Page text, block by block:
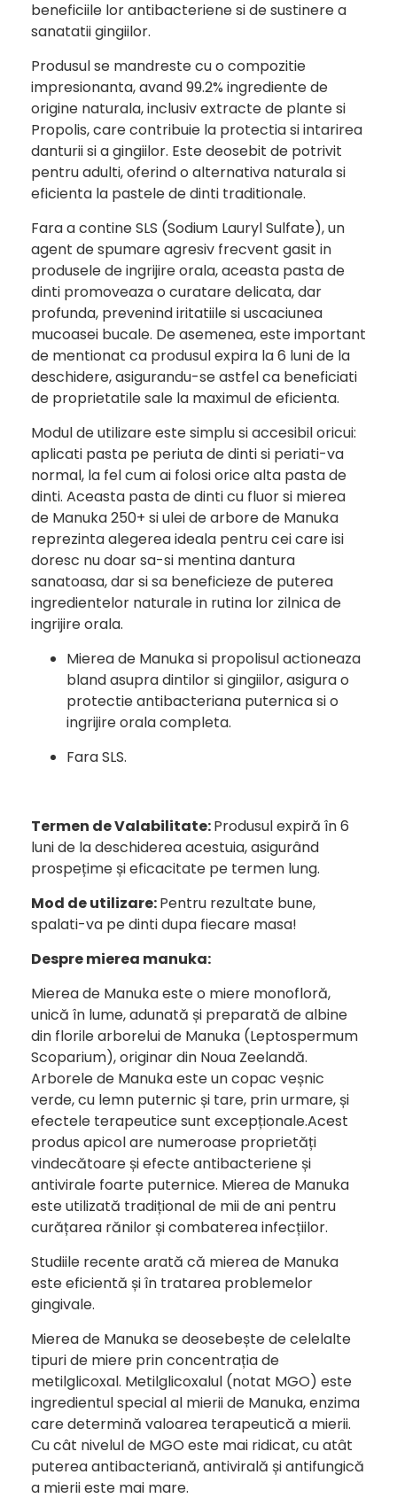
beneficiile lor antibacteriene si de sustinere a
sanatatii gingiilor.
Produsul se mandreste cu o compozitie
impresionanta, avand 99.2% ingrediente de
origine naturala, inclusiv extracte de plante si
Propolis, care contribuie la protectia si intarirea
danturii si a gingiilor. Este deosebit de potrivit
pentru adulti, oferind o alternativa naturala si
eficienta la pastele de dinti traditionale.
Fara a contine SLS (Sodium Lauryl Sulfate), un
agent de spumare agresiv frecvent gasit in
produsele de ingrijire orala, aceasta pasta de
dinti promoveaza o curatare delicata, dar
profunda, prevenind iritatiile si uscaciunea
mucoasei bucale. De asemenea, este important
de mentionat ca produsul expira la 6 luni de la
deschidere, asigurandu-se astfel ca beneficiati
de proprietatile sale la maximul de eficienta.
Modul de utilizare este simplu si accesibil oricui:
aplicati pasta pe periuta de dinti si periati-va
normal, la fel cum ai folosi orice alta pasta de
dinti. Aceasta pasta de dinti cu fluor si mierea
de Manuka 250+ si ulei de arbore de Manuka
reprezinta alegerea ideala pentru cei care isi
doresc nu doar sa-si mentina dantura
sanatoasa, dar si sa beneficieze de puterea
ingredientelor naturale in rutina lor zilnica de
ingrijire orala.
Mierea de Manuka si propolisul actioneaza
bland asupra dintilor si gingiilor, asigura o
protectie antibacteriana puternica si o
ingrijire orala completa.
Fara SLS.
Termen de Valabilitate:Produsul expiră în 6
luni de la deschiderea acestuia, asigurând
prospețime și eficacitate pe termen lung.
Mod de utilizare:Pentru rezultate bune,
spalati-va pe dinti dupa fiecare masa!
Despre mierea manuka:
Mierea de Manuka este o miere monofloră,
unică în lume, adunată și preparată de albine
din florile arborelui de Manuka (Leptospermum
Scoparium), originar din Noua Zeelandă.
Arborele de Manuka este un copac veșnic
verde, cu lemn puternic și tare, prin urmare, și
efectele terapeutice sunt excepționale.Acest
produs apicol are numeroase proprietăți
vindecătoare și efecte antibacteriene și
antivirale foarte puternice. Mierea de Manuka
este utilizată tradițional de mii de ani pentru
curățarea rănilor și combaterea infecțiilor.
Studiile recente arată că mierea de Manuka
este eficientă și în tratarea problemelor
gingivale.
Mierea de Manuka se deosebește de celelalte
tipuri de miere prin concentrația de
metilglicoxal. Metilglicoxalul (notat MGO) este
ingredientul special al mierii de Manuka, enzima
care determină valoarea terapeutică a mierii.
Cu cât nivelul de MGO este mai ridicat, cu atât
puterea antibacteriană, antivirală și antifungică
a mierii este mai mare.